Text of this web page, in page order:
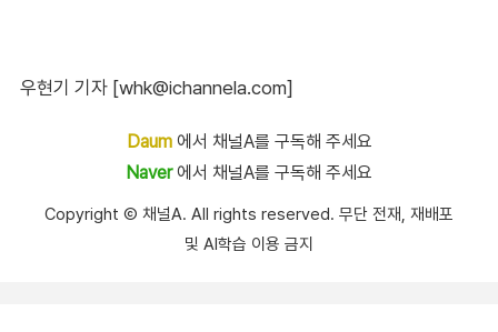
우현기 기자 [whk@ichannela.com]
Daum에서 채널A를 구독해 주세요
Naver에서 채널A를 구독해 주세요
Copyright Ⓒ 채널A. All rights reserved. 무단 전재, 재배포
및 AI학습 이용 금지